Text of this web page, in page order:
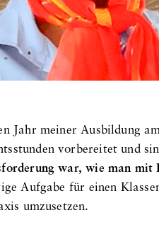
Jahr meiner Ausbildung
vorbereitet und
war, wie man
Aufgabe für einen
umzusetzen.